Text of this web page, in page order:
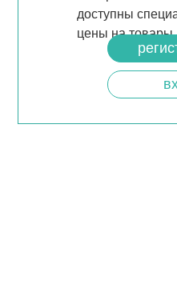
доступны
цены на товары.